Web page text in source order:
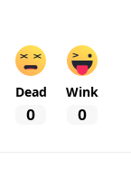
Dead
0
Wink
0